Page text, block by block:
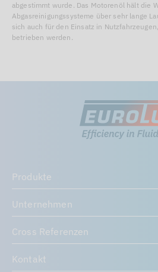
abgestimmt wurde. Das Motorenöl hält die
Abgasreinigungssysteme über sehr lange
sich auch für den Einsatz in
betrieben werden.
Produkte
Unternehmen
Cross Referenzen
Kontakt